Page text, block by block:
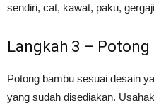
sendiri, cat, kawat, paku,
Langkah 3 – Potong
Potong bambu sesuai desain
yang sudah disediakan.